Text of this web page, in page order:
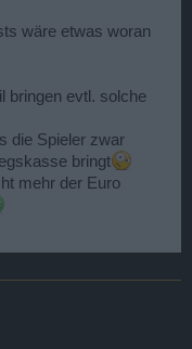
wäre etwas woran
bringen evtl. solche
die Spieler zwar
bringt
mehr der Euro